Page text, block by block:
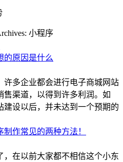
小程序
的原因是什么
许多企业都会进行电子商城网站
渠道，以得到许多利润。如
设以后，并未达到一个预期的
作常见的两种方法！
在以前大家都不相信这个小东